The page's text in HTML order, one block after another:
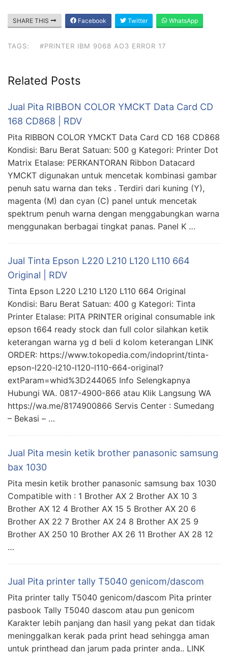
SHARE THIS Facebook Twitter WhatsApp
TAGS: #PRINTER IBM 9068 AO3 ERROR 17
Related Posts
Jual Pita RIBBON COLOR YMCKT Data Card CD
168 CD868 | RDV
Pita RIBBON COLOR YMCKT Data Card CD 168 CD868
Kondisi: Baru Berat Satuan: 500 g Kategori: Printer Dot
Matrix Etalase: PERKANTORAN Ribbon Datacard
YMCKT digunakan untuk mencetak kombinasi gambar
penuh satu warna dan teks . Terdiri dari kuning (Y),
magenta (M) dan cyan (C) panel untuk mencetak
spektrum penuh warna dengan menggabungkan warna
menggunakan berbagai tingkat panas. Panel K …
Jual Tinta Epson L220 L210 L120 L110 664
Original | RDV
Tinta Epson L220 L210 L120 L110 664 Original
Kondisi: Baru Berat Satuan: 400 g Kategori: Tinta
Printer Etalase: PITA PRINTER original consumable ink
epson t664 ready stock dan full color silahkan ketik
keterangan warna yg d beli d kolom keterangan LINK
ORDER: https://www.tokopedia.com/indoprint/tinta-
epson-l220-l210-l120-l110-664-original?
extParam=whid%3D244065 Info Selengkapnya
Hubungi WA. 0817-4900-866 atau Klik Langsung WA
https://wa.me/8174900866 Servis Center : Sumedang
– Bekasi – …
Jual Pita mesin ketik brother panasonic samsung
bax 1030
Pita mesin ketik brother panasonic samsung bax 1030
Compatible with : 1 Brother AX 2 Brother AX 10 3
Brother AX 12 4 Brother AX 15 5 Brother AX 20 6
Brother AX 22 7 Brother AX 24 8 Brother AX 25 9
Brother AX 250 10 Brother AX 26 11 Brother AX 28 12
…
Jual Pita printer tally T5040 genicom/dascom
Pita printer tally T5040 genicom/dascom Pita printer
pasbook Tally T5040 dascom atau pun genicom
Karakter lebih panjang dan hasil yang pekat dan tidak
meninggalkan kerak pada print head sehingga aman
untuk printhead dan jarum pada printer anda.. LINK